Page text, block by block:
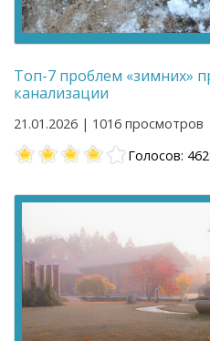
Топ-7 проблем «зимних»
канализации
21.01.2026 | 1016 просмотров
Голосов: